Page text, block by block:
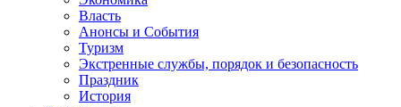
Власть
Анонсы и События
Туризм
Экстренные службы, порядок и безопасность
Праздник
История